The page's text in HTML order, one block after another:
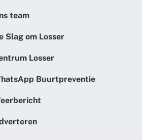
team
Slag om Losser
Losser
Buurtpreventie